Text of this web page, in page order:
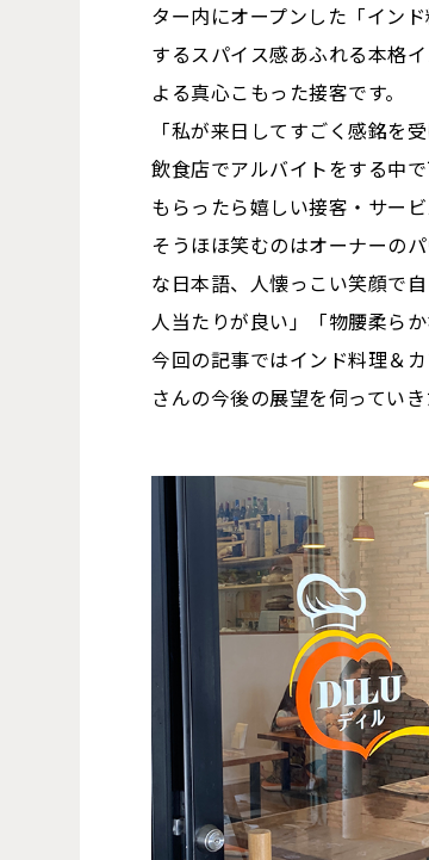
ター内にオープンした「イン
するスパイス感あふれる本格
よる真心こもった接客です。
「私が来日してすごく感銘を
飲食店でアルバイトをする中
もらったら嬉しい接客・サー
そうほほ笑むのはオーナーの
な日本語、人懐っこい笑顔で
人当たりが良い」「物腰柔ら
今回の記事ではインド料理＆
さんの今後の展望を伺っていき